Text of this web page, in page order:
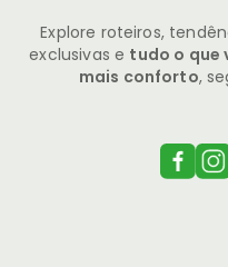
Explore roteiros,
exclusivas e tudo o que
mais conforto,